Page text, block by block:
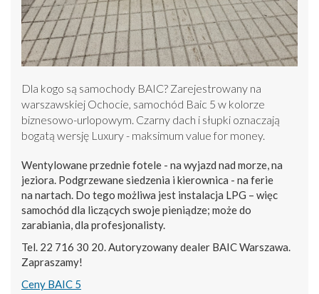
Dla kogo są samochody BAIC? Zarejestrowany na
warszawskiej Ochocie, samochód Baic 5 w kolorze
biznesowo-urlopowym. Czarny dach i słupki oznaczają
bogatą wersję Luxury - maksimum value for money.
Wentylowane przednie fotele - na wyjazd nad morze, na
jeziora. Podgrzewane siedzenia i kierownica - na ferie
na nartach. Do tego możliwa jest instalacja LPG – więc
samochód dla liczących swoje pieniądze; może do
zarabiania, dla profesjonalisty.
Tel. 22 716 30 20. Autoryzowany dealer BAIC Warszawa.
Zapraszamy!
Ceny BAIC 5